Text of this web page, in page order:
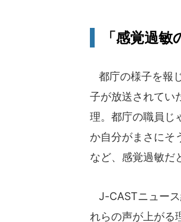
「感覚過
都庁の様子を報
子が放送されてい
理。都庁の職員じ
か自分がまさにそ
など、感覚過敏だ
J-CASTニュース
れらの声が上がる